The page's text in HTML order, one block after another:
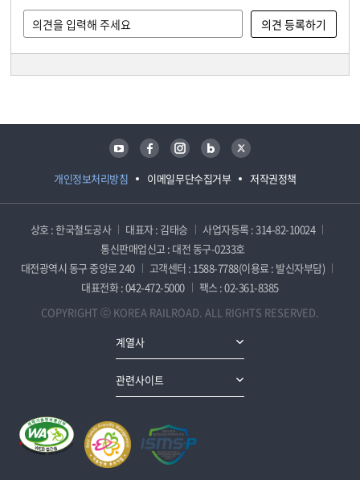
개인정보처리방침 이메일무단수집거부 저작권정책
유튜브 페이스북 인스타그램 블로그 트위터
상호 : 한국철도공사 대표자 : 김태승
사업자등록 : 314-82-10024
통신판매업신고 : 대전 동구-0233호
대전광역시 동구 중앙로 240
고객센터 : 1588-7788(이용료 : 발신자부담)
대표전화 : 042-472-5000
팩스 : 02-361-8385
COPYRIGHT ⓒ KOREA RAILROAD. ALL RIGHTS RESERVED.
계열사
관련사이트